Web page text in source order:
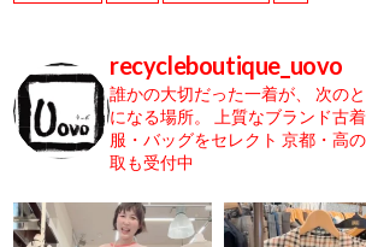
recycleboutique_uovo
誰かの大切だった一着が、
次の
になる場所。
上質なブランド古
服・バッグをセレクト 京都・高
取も受付中